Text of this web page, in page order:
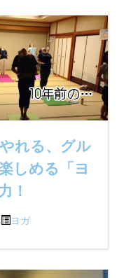
れる、グル
しめる「ヨ
！
ヨガ